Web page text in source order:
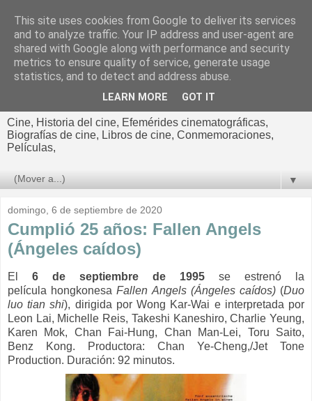
El cultural
cinematográfico de Jorge
Cine, Historia del cine, Efemérides cinematográficas,
Biografías de cine, Libros de cine, Conmemoraciones,
Películas,
▼
domingo, 6 de septiembre de 2020
Cumplió 25 años: Fallen Angels
(Ángeles caídos)
El 6 de septiembre de 1995 se estrenó la
película hongkonesa Fallen Angels (Ángeles caídos)(Duo
luo tian shi), dirigida por Wong Kar-Wai e interpretada por
Leon Lai, Michelle Reis, Takeshi Kaneshiro, Charlie Yeung,
Karen Mok, Chan Fai-Hung, Chan Man-Lei, Toru Saito,
Benz Kong. Productora: Chan Ye-Cheng,/Jet Tone
Production. Duración: 92 minutos.
This site uses cookies from Google to deliver its services
and to analyze traffic. Your IP address and user-agent are
shared with Google along with performance and security
metrics to ensure quality of service, generate usage
statistics, and to detect and address abuse.
LEARN MORE GOT IT